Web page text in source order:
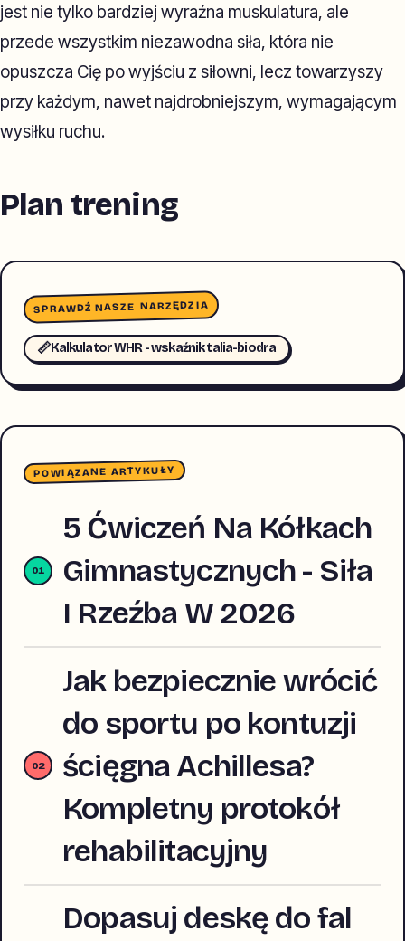
jest nie tylko bardziej wyraźna muskulatura, ale
przede wszystkim niezawodna siła, która nie
opuszcza Cię po wyjściu z siłowni, lecz towarzyszy
przy każdym, nawet najdrobniejszym, wymagającym
wysiłku ruchu.
Plan trening
SPRAWDŹ NASZE NARZĘDZIA
📏Kalkulator WHR - wskaźnik talia-biodra
POWIĄZANE ARTYKUŁY
5 Ćwiczeń Na Kółkach
Gimnastycznych - Siła
I Rzeźba W 2026
Jak bezpiecznie wrócić
do sportu po kontuzji
ścięgna Achillesa?
Kompletny protokół
rehabilitacyjny
Dopasuj deskę do fal